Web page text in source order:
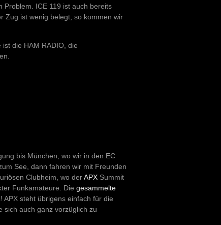
Problem. ICE 119 ist auch bereits
Zug ist wenig belegt, so kommen wir
die HAM RADIO, die
bis München, wo wir in den EC
See, dann fahren wir mit Freunden
Clubheim, wo derAPX Summit
Funkamateure. Die gesammelte
APX steht übrigens einfach für die
sich auch ganz vorzüglich zu